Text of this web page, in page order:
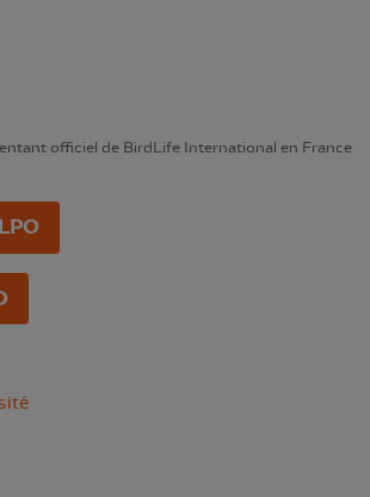
officiel de BirdLife International en France